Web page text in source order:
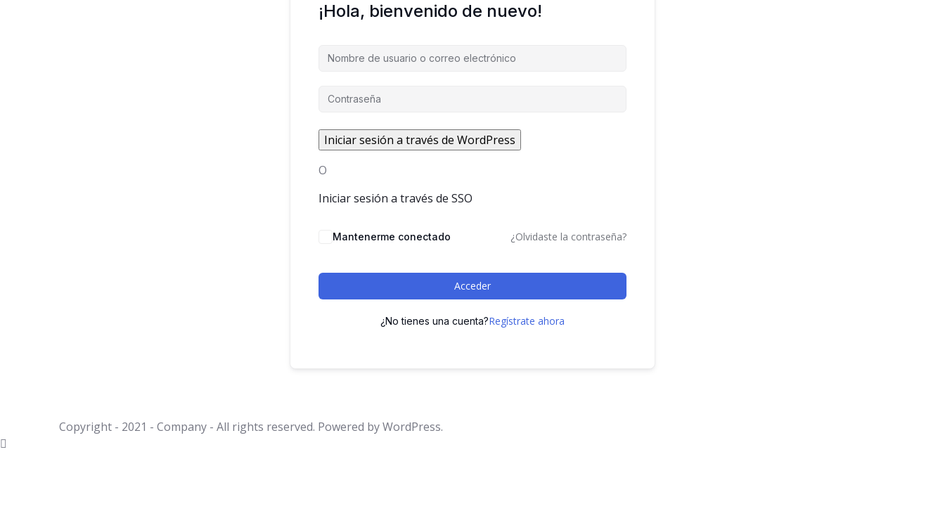
¡Hola, bienvenido de nuevo!
O
Iniciar sesión a través de SSO
Mantenerme conectado ¿Olvidaste la contraseña?
Acceder
¿No tienes una cuenta?Regístrate ahora
Copyright - 2021 - Company - All rights reserved. Powered by WordPress.